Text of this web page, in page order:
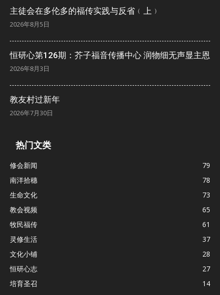
主徒会在多伦多的福传实践与反省﹙上﹚
2026年8月5日
恒研心第126期：芥子福音传播中心 润物细无声显主恩
2026年8月3日
教友村过新年
2026年7月30日
热门文类
修会新闻
79
南洋拾穗
78
生命文化
73
教会视频
65
牧民福传
61
灵修生活
37
文化小铺
28
恒研心志
27
培育圣召
14